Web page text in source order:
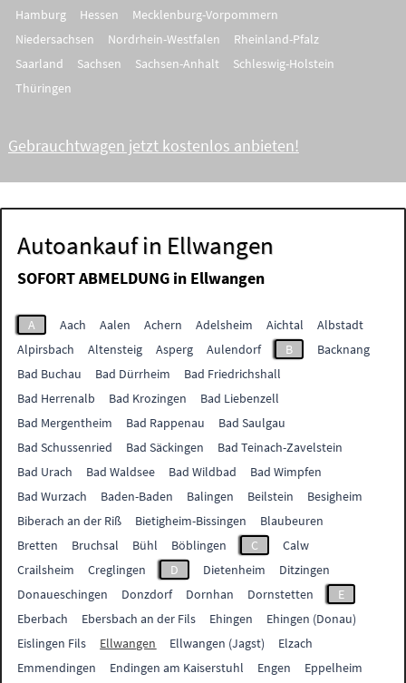
Hamburg
Hessen
Mecklenburg-Vorpommern
Niedersachsen
Nordrhein-Westfalen
Rheinland-Pfalz
Saarland
Sachsen Sachsen-Anhalt
Schleswig-Holstein
Thüringen
Gebrauchtwagen jetzt kostenlos anbieten!
Autoankauf in Ellwangen
SOFORT ABMELDUNG in Ellwangen
A Aach Aalen Achern Adelsheim Aichtal
Albstadt
Alpirsbach
Altensteig Asperg Aulendorf B
Backnang
Bad Buchau
Bad Dürrheim
Bad Friedrichshall
Bad Herrenalb
Bad Krozingen
Bad Liebenzell
Bad Mergentheim
Bad Rappenau
Bad Saulgau
Bad Schussenried
Bad Säckingen
Bad Teinach-Zavelstein
Bad Urach
Bad Waldsee Bad Wildbad
Bad Wimpfen
Bad Wurzach
Baden-Baden Balingen Beilstein
Besigheim
Biberach an der Riß
Bietigheim-Bissingen
Blaubeuren
Bretten
Bruchsal Bühl Böblingen C
Calw
Crailsheim
Creglingen D Dietenheim
Ditzingen
Donaueschingen
Donzdorf Dornhan Dornstetten
E
Eberbach
Ebersbach an der Fils Ehingen
Ehingen (Donau)
Eislingen Fils
Ellwangen Ellwangen (Jagst)
Elzach
Emmendingen
Endingen am Kaiserstuhl Engen
Eppelheim